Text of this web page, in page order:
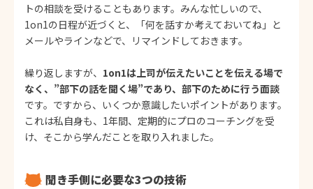
トの相談を受けることもあります。みんな忙しいので、
1on1の日程が近づくと、「何を話すか考えておいてね」と
メールやラインなどで、リマインドしておきます。
繰り返しますが、 1on1は上司が伝えたいことを伝える場で
なく、”部下の話を聞く場”であり、部下のために行う面談
です。ですから、いくつか意識したいポイントがあります。
これは私自身も、1年間、定期的にプロのコーチングを受
け、そこから学んだことを取り入れました。
聞き手側に必要な3つの技術